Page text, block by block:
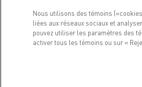
Nous utilisons des témoins
liées aux réseaux sociaux et
pouvez utiliser les paramètres des
activer tous les témoins ou sur «